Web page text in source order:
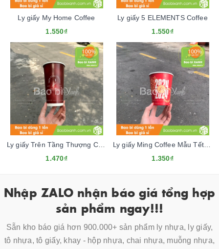
Ly giấy My Home Coffee
1.550₫
Ly giấy 5 ELEMENTS Coffee
1.550₫
Ly giấy Trên Tầng Thượng Cafe
1.470₫
Ly giấy Ming Coffee Mẫu Tết 2024
1.350₫
Nhập ZALO nhận báo giá tổng hợp
sản phẩm ngay!!!
Sẵn kho báo giá hơn 900.000+ sản phẩm ly nhựa, ly giấy,
tô nhựa, tô giấy, khay - hộp nhựa, chai nhựa, muỗng nhựa,